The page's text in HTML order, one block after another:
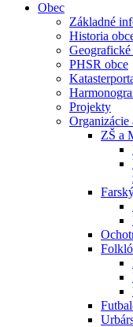
Obec
Základné
Historia
Geografické
PHSR obce
Projekty
Organizácie
ZŠ a